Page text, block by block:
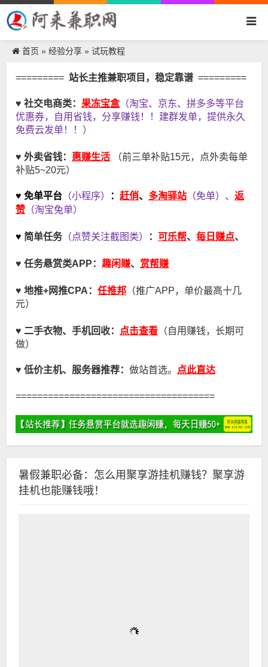
首页 » 经验分享 » 试玩教程
========= 站长主推兼职项目，稳定靠谱 =========
♥ 社交电商类： 果冻宝盒（淘宝、京东、拼多多等平台
优惠券，自用省钱，分享赚钱！！建群发单，提供永久
免费云发单！！）
♥ 外卖省钱： 惠赚生活 （前三单补贴15元，点外卖每单
补贴5~20元）
♥ 免单平台 （小程序） ： 赶俏、 多淘驿站 （免单）、 返
赞 （淘宝兔单）
♥ 简单任务 （点赞关注截图类） ： 可乐帮、 每日赚点、
♥ 任务悬赏类APP： 趣闲赚、 赏帮赚
♥ 地推+网推CPA ： 任推邦 （推广APP，单价最高十几
元）
♥ 二手衣物、手机回收： 点击查看 （自用赚钱，长期可
做）
♥ 低价主机、服务器推荐： 做站首选。 点此直达
=====================================
暑假兼职必备：怎么用聚享游挂机赚钱？聚享游
挂机也能赚钱哦！